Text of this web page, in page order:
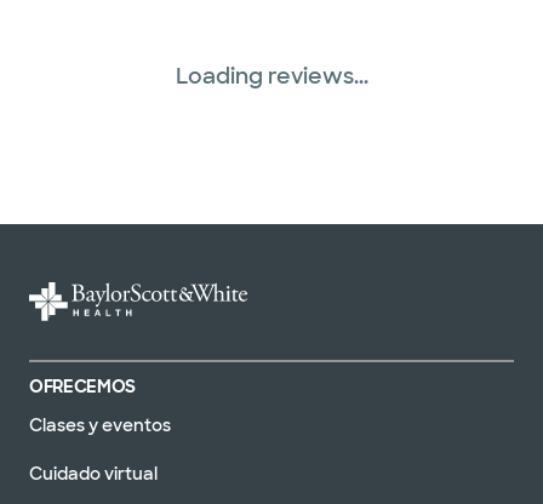
Loading reviews...
OFRECEMOS
Clases y eventos
Cuidado virtual